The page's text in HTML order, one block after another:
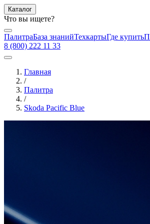
Каталог
Что вы ищете?
ПалитраБаза знанийТехкартыГде купить
8 (800) 222 11 33
Главная
/
Палитра
/
Skoda Pacific Blue